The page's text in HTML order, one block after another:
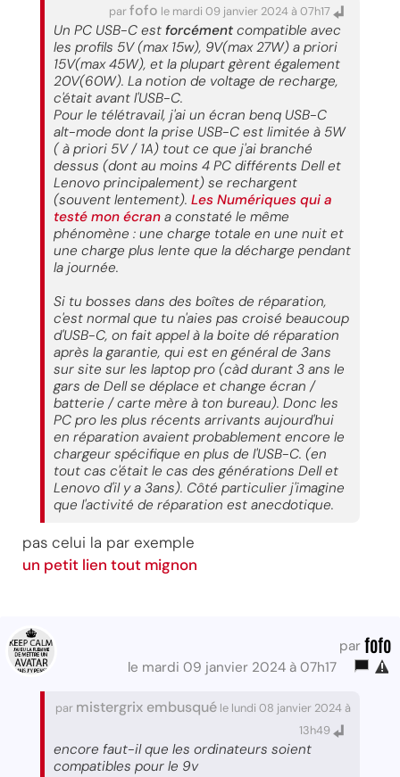
parfofo le mardi 09 janvier 2024 à 07h17
Un PC USB-C est forcément compatible avec
les profils 5V (max 15w), 9V(max 27W) a priori
15V(max 45W), et la plupart gèrent également
20V(60W). La notion de voltage de recharge,
c'était avant l'USB-C.
Pour le télétravail, j'ai un écran benq USB-C
alt-mode dont la prise USB-C est limitée à 5W
( à priori 5V / 1A) tout ce que j'ai branché
dessus (dont au moins 4 PC différents Dell et
Lenovo principalement) se rechargent
(souvent lentement). Les Numériques qui a
testé mon écran a constaté le même
phénomène : une charge totale en une nuit et
une charge plus lente que la décharge pendant
la journée.
Si tu bosses dans des boîtes de réparation,
c'est normal que tu n'aies pas croisé beaucoup
d'USB-C, on fait appel à la boite dé réparation
après la garantie, qui est en général de 3ans
sur site sur les laptop pro (càd durant 3 ans le
gars de Dell se déplace et change écran /
batterie / carte mère à ton bureau). Donc les
PC pro les plus récents arrivants aujourd'hui
en réparation avaient probablement encore le
chargeur spécifique en plus de l'USB-C. (en
tout cas c'était le cas des générations Dell et
Lenovo d'il y a 3ans). Côté particulier j'imagine
que l'activité de réparation est anecdotique.
pas celui la par exemple
un petit lien tout mignon
par fofo
le mardi 09 janvier 2024 à 07h17
par mistergrix embusqué le lundi 08 janvier 2024 à
13h49
encore faut-il que les ordinateurs soient
compatibles pour le 9v